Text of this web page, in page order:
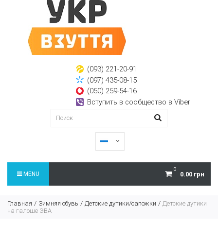
(093) 221-20-91
(097) 435-08-15
(050) 259-54-16
Вступить в сообщество в Viber
0
0.00 грн
MENU
Главная Зимняя обувь Детские дутики/сапожки
Детские дутики
на галоше ЭВА